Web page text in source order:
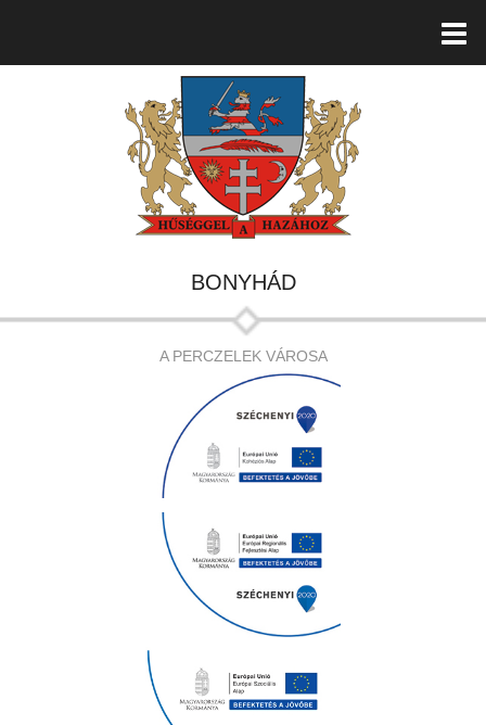
BONYHÁD
A PERCZELEK VÁROSA